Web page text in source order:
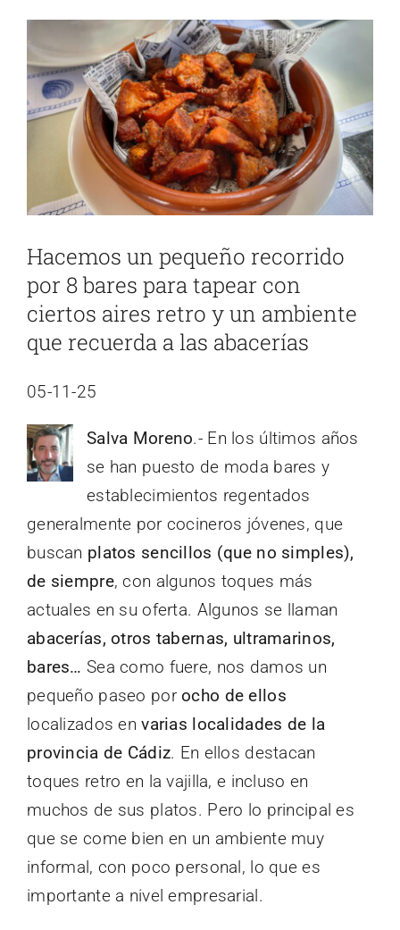
Ver
imagen
más
grande
Hacemos un pequeño recorrido
por 8 bares para tapear con
ciertos aires retro y un ambiente
que recuerda a las abacerías
05-11-25
Salva Moreno.- En los últimos años
se han puesto de moda bares y
establecimientos regentados
generalmente por cocineros jóvenes, que
buscan platos sencillos (que no simples),
de siempre, con algunos toques más
actuales en su oferta. Algunos se llaman
abacerías, otros tabernas, ultramarinos,
bares… Sea como fuere, nos damos un
pequeño paseo porocho de ellos
localizados envarias localidades de la
provincia de Cádiz. En ellos destacan
toques retro en la vajilla, e incluso en
muchos de sus platos. Pero lo principal es
que se come bien en un ambiente muy
informal, con poco personal, lo que es
importante a nivel empresarial.